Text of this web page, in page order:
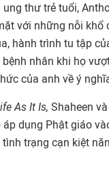
thư trẻ tuổi,
với những nỗi
hành trình tu tập
nhân khi họ
của anh về ý
As It Is, Shaheen
dụng Phật giáo
trạng cạn kiệt